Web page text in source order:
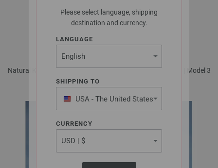
Please select language, shipping
destination and currency.
LANGUAGE
SHIPPING TO
USA - The United States
of America
CURRENCY
LANA GROSSA
JAKKE BOTTONI
Natural Knits No. 1 - Magasin (DE) + Strikkeopskrifter (DK) | Model 3